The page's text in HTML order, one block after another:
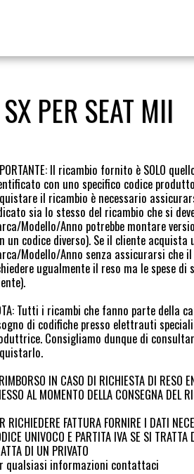
PER SEAT MII
Il ricambio fornito è SOLO
con uno specifico codice
il ricambio è necessario
sia lo stesso del ricambio che si
Modello/Anno potrebbe montare
un codice diverso). Se il cliente
Modello/Anno senza assicurarsi che
ugualmente il reso ma le spese di
Tutti i ricambi che fanno parte della
di codifiche presso elettrauti
Consigliamo dunque di
IN CASO DI RICHIESTA DI RESO
AL MOMENTO DELLA CONSEGNA DEL
RICHIEDERE FATTURA FORNIRE I DATI
UNIVOCO E PARTITA IVA SE SI
DI UN PRIVATO
qualsiasi informazioni contattaci